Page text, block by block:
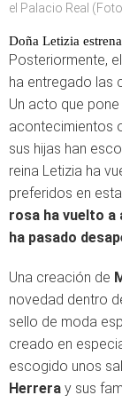
el Palacio Real
Doña Letizia
Posteriormente, el
ha entregado las
Un acto que
acontecimientos
sus hijas han
reina Letizia ha
preferidos en
rosa ha vuelto a
ha pasado
Una creación de
novedad dentro
sello de moda
creado en
escogido unos
Herrera y sus